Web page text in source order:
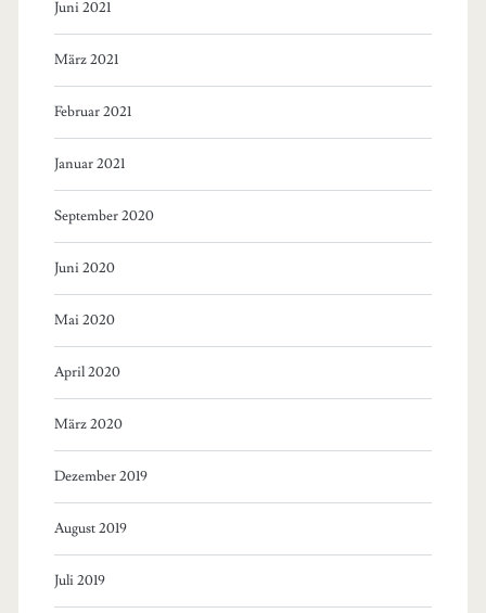
Juni 2021
März 2021
Februar 2021
Januar 2021
September 2020
Juni 2020
Mai 2020
April 2020
März 2020
Dezember 2019
August 2019
Juli 2019